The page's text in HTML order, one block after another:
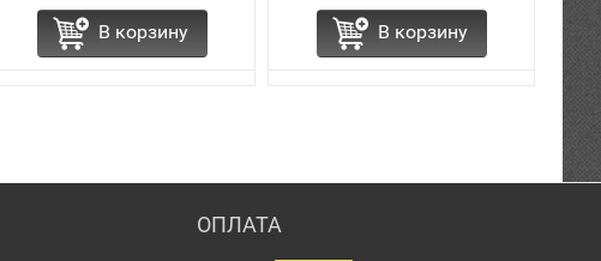
В корзину В корзину
ОПЛАТА